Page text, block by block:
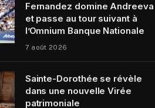
Fernandez domine Andreeva
et passe au tour suivant à
l’Omnium Banque Nationale
7 août 2026
Sainte-Dorothée se révèle
dans une nouvelle Virée
patrimoniale